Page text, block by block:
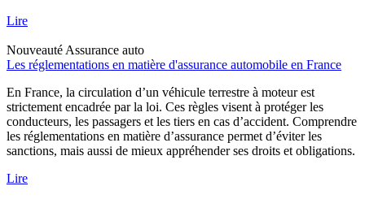
Lire
Nouveauté Assurance auto
Les réglementations en matière d'assurance automobile en France
En France, la circulation d’un véhicule terrestre à moteur est
strictement encadrée par la loi. Ces règles visent à protéger les
conducteurs, les passagers et les tiers en cas d’accident. Comprendre
les réglementations en matière d’assurance permet d’éviter les
sanctions, mais aussi de mieux appréhender ses droits et obligations.
Lire